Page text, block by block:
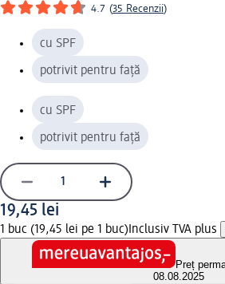
4.7 (35 Recenzii)
cu SPF
potrivit pentru față
cu SPF
potrivit pentru față
19,45 lei
1 buc (19,45 lei pe 1 buc) Inclusiv TVA plus
Preț
08.08.2025